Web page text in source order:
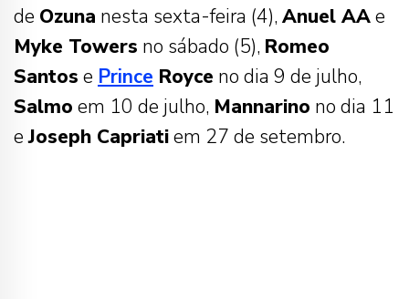
de Ozuna nesta sexta-feira (4), Anuel AAe
Myke Towers no sábado (5), Romeo
Santos e Prince Royce no dia 9 de julho,
Salmo em 10 de julho, Mannarino no dia 11
eJoseph Capriatiem 27 de setembro.